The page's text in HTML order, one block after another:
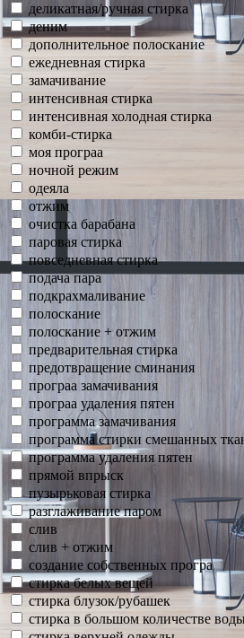
деликатная/ручная стирка
деним
дополнительное полоскание
ежедневная стирка
замачивание
интенсивная стирка
интенсивная холодная стирка
комби-стирка
моя програа
ночной режим
одеяла
отжим
очистка барабана
паровая стирка
повседневная стирка
подача пара
подкрахмаливание
полоскание
полоскание + отжим
предварительная стирка
предотвращение сминания
програа замачивания
програа удаления пятен
программа замачивания
программа стирки смешанных
программа удаления пятен
прямой впрыск
пузырьковая стирка
разглаживание паром
слив
слив + отжим
создание собственных програ
стирка белых вещей
стирка блузок/рубашек
стирка в большом количестве